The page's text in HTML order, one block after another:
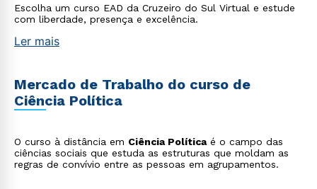
Escolha um curso EAD da Cruzeiro do Sul Virtual e estude
com liberdade, presença e excelência.
Ler mais
Mercado de Trabalho do curso de
Ciência Política
O curso à distância em Ciência Políticaé o campo das
ciências sociais que estuda as estruturas que moldam as
regras de convívio entre as pessoas em agrupamentos.